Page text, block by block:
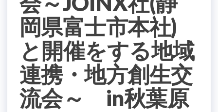
岡県富士市本社)
と開催をする地域
連携・地方創生交
流会～ in秋葉原